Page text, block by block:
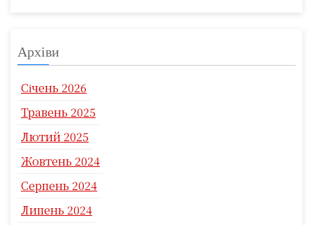
Архіви
Січень 2026
Травень 2025
Лютий 2025
Жовтень 2024
Серпень 2024
Липень 2024